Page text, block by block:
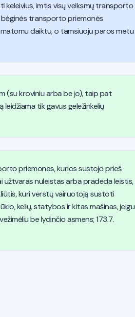
keleivius, imtis visų veiksmų transporto
transporto priemonės
daiktu, o tamsiuoju paros metu
(su kroviniu arba be jo), taip pat
tik gavus geležinkelių
priemones, kurios sustojo prieš
užtvaras nuleistas arba pradeda leistis,
kuri verstų vairuotoją sustoti
kelių, statybos ir kitas mašinas, jeigu
be lydinčio asmens; 173.7.